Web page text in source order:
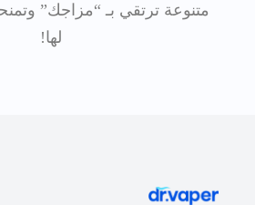
متنوعة ترتقي بـ “مزاجك”
لها!